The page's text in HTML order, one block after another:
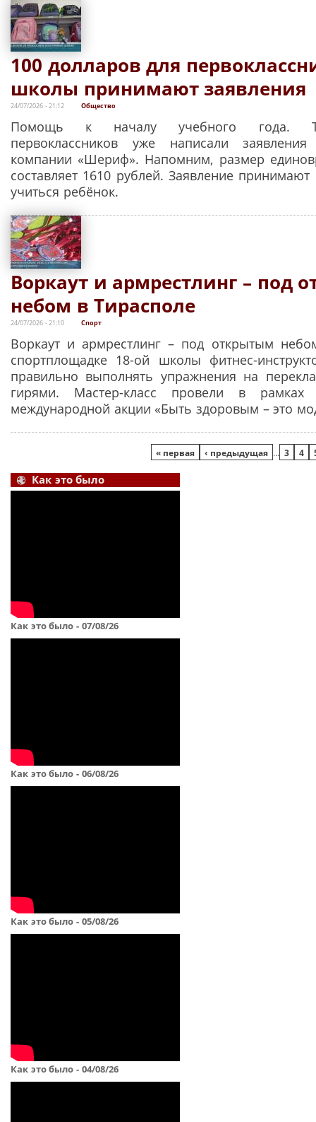
100 долларов для
школы принимают заявления
24/07/2026 - 21:12 Общество
Помощь к началу учебного года.
первоклассников уже написали
компании «Шериф». Напомним, размер
составляет 1610 рублей. Заявление
учиться ребёнок.
Воркаут и армрестлинг – под
небом в Тирасполе
24/07/2026 - 21:10 Спорт
Воркаут и армрестлинг – под открытым
спортплощадке 18-ой школы фитнес-
правильно выполнять упражнения на
гирями. Мастер-класс провели в рамках
международной акции «Быть здоровым – это
« первая ‹ предыдущая … 3 4
Как это было
Как это было - 07/08/26
Как это было - 06/08/26
Как это было - 05/08/26
Как это было - 04/08/26